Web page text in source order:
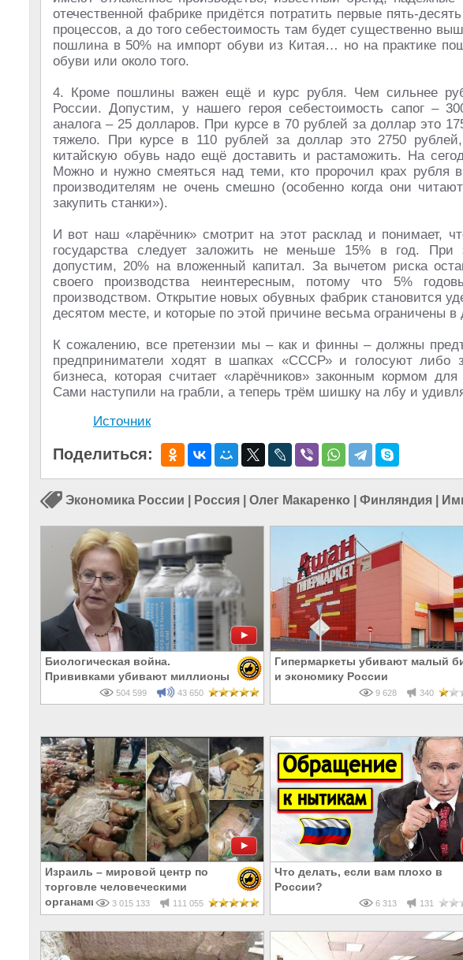
отечественной фабрике придётся потратить первые пять-
процессов, а до того себестоимость там будет существенно
пошлина в 50% на импорт обуви из Китая… но на практике
обуви или около того.
4. Кроме пошлины важен ещё и курс рубля. Чем сильнее
России. Допустим, у нашего героя себестоимость сапог –
аналога – 25 долларов. При курсе в 70 рублей за доллар это
тяжело. При курсе в 110 рублей за доллар это 2750
китайскую обувь надо ещё доставить и растаможить. На
Можно и нужно смеяться над теми, кто пророчил крах рубля
производителям не очень смешно (особенно когда они
закупить станки»).
И вот наш «ларёчник» смотрит на этот расклад и понимает,
государства следует заложить не меньше 15% в год. При
допустим, 20% на вложенный капитал. За вычетом риска
своего производства неинтересным, потому что 5%
производством. Открытие новых обувных фабрик становится
десятом месте, и которые по этой причине весьма ограничены в
К сожалению, все претензии мы – как и финны – должны
предприниматели ходят в шапках «СССР» и голосуют либо
бизнеса, которая считает «ларёчников» законным кормом
Сами наступили на грабли, а теперь трём шишку на лбу и
Источник
Поделиться:
Экономика России Россия Олег Макаренко Финляндия
Биологическая война.
Прививками убивают миллионы
504 599 43 650
Гипермаркеты убивают малый
и экономику России
9 628 340
Израиль – мировой центр по
торговле человеческими
органами
3 015 133 111 055
Что делать, если вам плохо в
России?
6 313 131